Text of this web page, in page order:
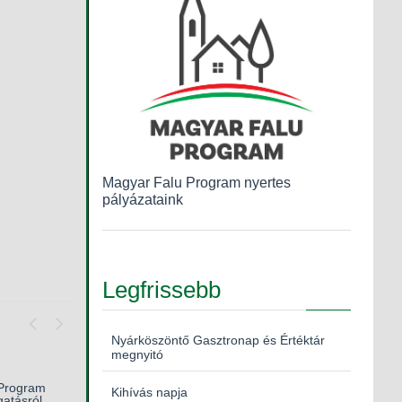
Magyar Falu Program nyertes
pályázataink
Legfrissebb
Nyárköszöntő Gasztronap és Értéktár
megnyitó
Kihívás napja